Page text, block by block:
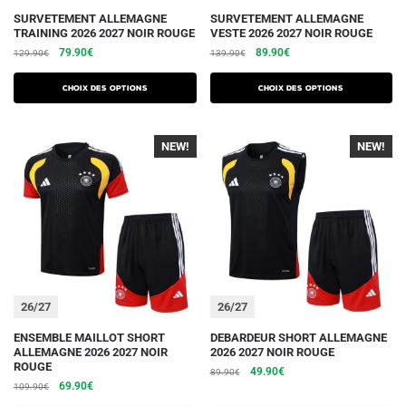
SURVETEMENT ALLEMAGNE
TRAINING 2026 2027 NOIR ROUGE
129.90€
Le
initial
était :
79.90€Le
actuel
est :
Choix des options
Ce
produit
a
plusieurs
variations.
options
peuvent
être
choisies
du
SURVETEMENT ALLEMAGNE
VESTE 2026 2027 NOIR ROUGE
139.90€
Le
initial
était :
89.90€Le
actuel
est :
Choix des options
Ce
produit
a
plusieurs
variations.
options
peuvent
être
choisies
page
du
NEW!
26/27
ENSEMBLE MAILLOT SHORT
ALLEMAGNE 2026 2027 NOIR
ROUGE
109.90€
Le
69.90€Le
Ce
produit
a
NEW!
26/27
DEBARDEUR SHORT ALLEMAGNE
2026 2027 NOIR ROUGE
89.90€
Le
49.90€Le
Ce
produit
a